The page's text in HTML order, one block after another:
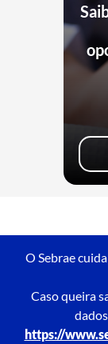
O Sebrae
Caso queira
https://